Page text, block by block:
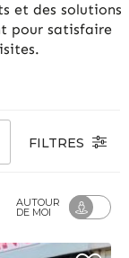
et des solutions
pour satisfaire
FILTRES
AUTOUR
DE MOI